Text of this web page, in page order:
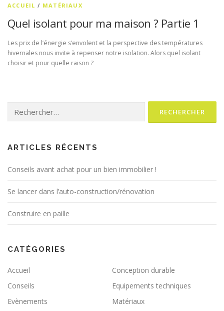
ACCUEIL / MATÉRIAUX
Quel isolant pour ma maison ? Partie 1
Les prix de l’énergie s’envolent et la perspective des températures
hivernales nous invite à repenser notre isolation. Alors quel isolant
choisir et pour quelle raison ?
ARTICLES RÉCENTS
Conseils avant achat pour un bien immobilier !
Se lancer dans l’auto-construction/rénovation
Construire en paille
CATÉGORIES
Accueil
Conception durable
Conseils
Equipements techniques
Evènements
Matériaux